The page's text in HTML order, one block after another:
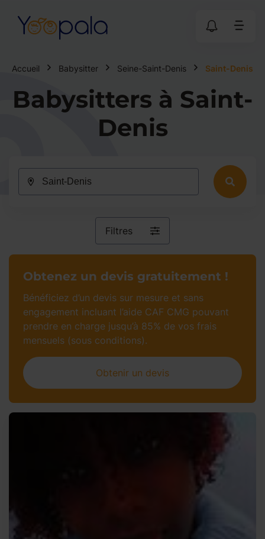
Accueil Babysitter Seine-Saint-Denis Saint-Denis
Babysitters à Saint-
Denis
Filtres
Obtenez un devis gratuitement !
Bénéficiez d’un devis sur mesure et sans
engagement incluant l’aide CAF CMG pouvant
prendre en charge jusqu’à 85% de vos frais
mensuels (sous conditions).
Obtenir un devis